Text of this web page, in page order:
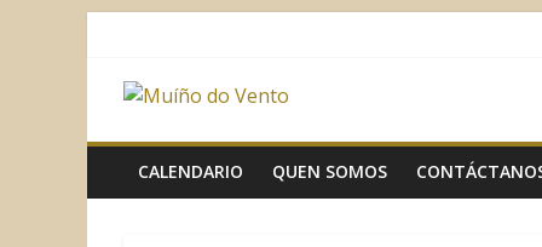
contenido
Muíño
do
CALENDARIO QUEN SOMOS